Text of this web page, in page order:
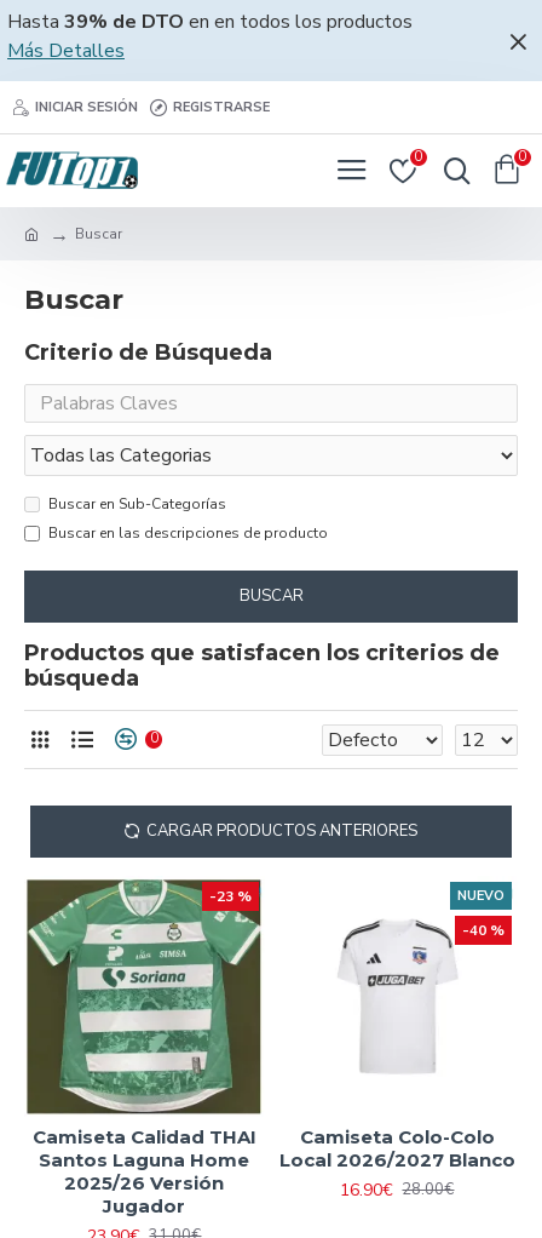
Hasta 39% de DTO en en todos los productos
Más Detalles
INICIAR SESIÓN REGISTRARSE
0 0
Buscar
Buscar
Criterio de Búsqueda
Buscar en Sub-Categorías
Buscar en las descripciones de producto
BUSCAR
Productos que satisfacen los criterios de
búsqueda
0
CARGAR PRODUCTOS ANTERIORES
-23 %
Camiseta Calidad THAI
Santos Laguna Home
2025/26 Versión
Jugador
NUEVO
-40 %
Camiseta Colo-Colo
Local 2026/2027 Blanco
16.90€ 28.00€